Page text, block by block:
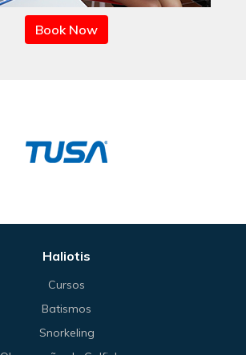
Book Now
Haliotis
Cursos
Batismos
Snorkeling